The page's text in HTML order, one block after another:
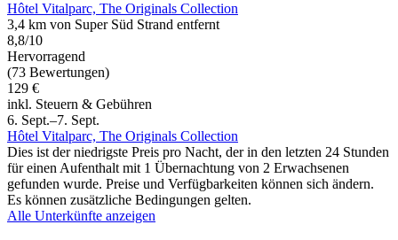
Hôtel Vitalparc, The Originals Collection
3,4 km von Super Süd Strand entfernt
8,8/10
Hervorragend
(73 Bewertungen)
129 €
inkl. Steuern & Gebühren
6. Sept.–7. Sept.
Hôtel Vitalparc, The Originals Collection
Dies ist der niedrigste Preis pro Nacht, der in den letzten 24 Stunden
für einen Aufenthalt mit 1 Übernachtung von 2 Erwachsenen
gefunden wurde. Preise und Verfügbarkeiten können sich ändern.
Es können zusätzliche Bedingungen gelten.
Alle Unterkünfte anzeigen